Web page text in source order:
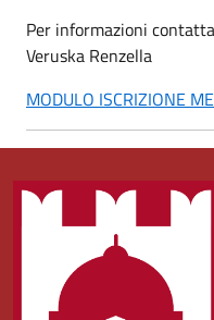
Per informazioni
Veruska Renzella
MODULO ISCRIZIONE